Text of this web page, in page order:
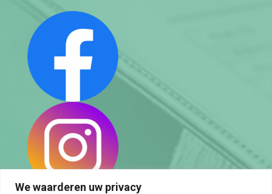
We waarderen uw privacy